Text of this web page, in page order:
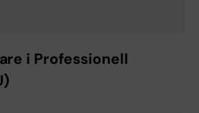
i Professionell